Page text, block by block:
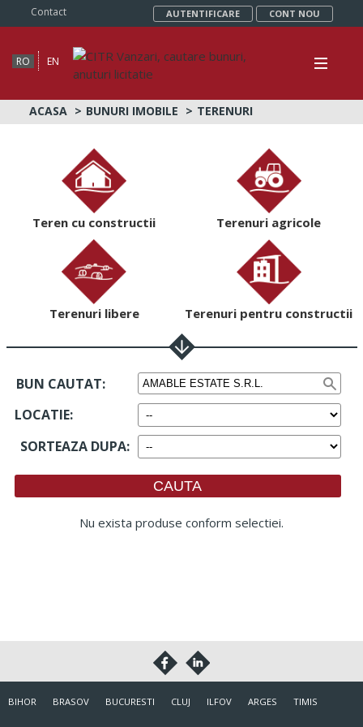
Contact AUTENTIFICARE CONT NOU
RO EN
ACASA BUNURI IMOBILE TERENURI
Teren cu constructii Terenuri agricole
Terenuri libere Terenuri pentru constructii
BUN CAUTAT:
LOCATIE:
SORTEAZA DUPA:
Nu exista produse conform selectiei.
BIHOR BRASOV BUCURESTI CLUJ ILFOV ARGES TIMIS